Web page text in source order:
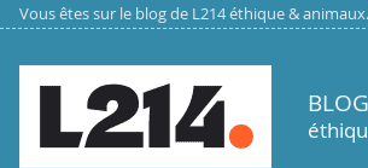
Aller au contenu principal
Vous êtes sur le blog de L214 éthique & animaux.